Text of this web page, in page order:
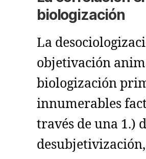
biologización
La
objetivación
biologización
innumerables
través de una 1.)